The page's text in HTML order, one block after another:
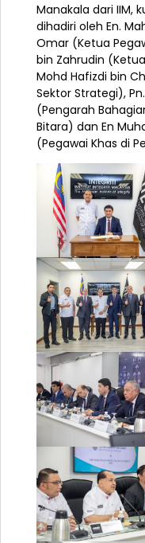
Manakala dari IIM,
dihadiri oleh En.
Omar (Ketua
bin Zahrudin
Mohd Hafizdi bin
Sektor Strategi),
(Pengarah
Bitara) dan En
(Pegawai Khas di